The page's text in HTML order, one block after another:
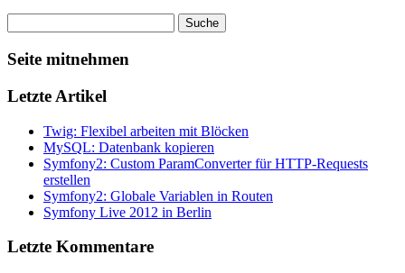
Seite mitnehmen
Letzte Artikel
Twig: Flexibel arbeiten mit Blöcken
MySQL: Datenbank kopieren
Symfony2: Custom ParamConverter für HTTP-Requests
erstellen
Symfony2: Globale Variablen in Routen
Symfony Live 2012 in Berlin
Letzte Kommentare